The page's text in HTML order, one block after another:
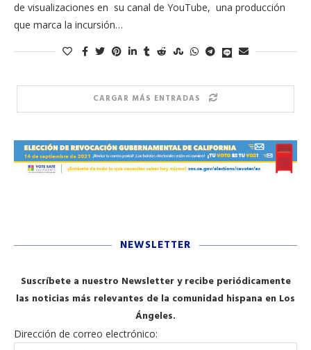
de visualizaciones en su canal de YouTube, una producción
que marca la incursión…
CARGAR MÁS ENTRADAS
NEWSLETTER
Suscríbete a nuestro Newsletter y recibe periódicamente
las noticias más relevantes de la comunidad hispana en Los
Ángeles.
Dirección de correo electrónico: